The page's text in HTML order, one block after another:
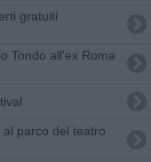
gratuiti
Tondo all'ex Roma
parco del teatro